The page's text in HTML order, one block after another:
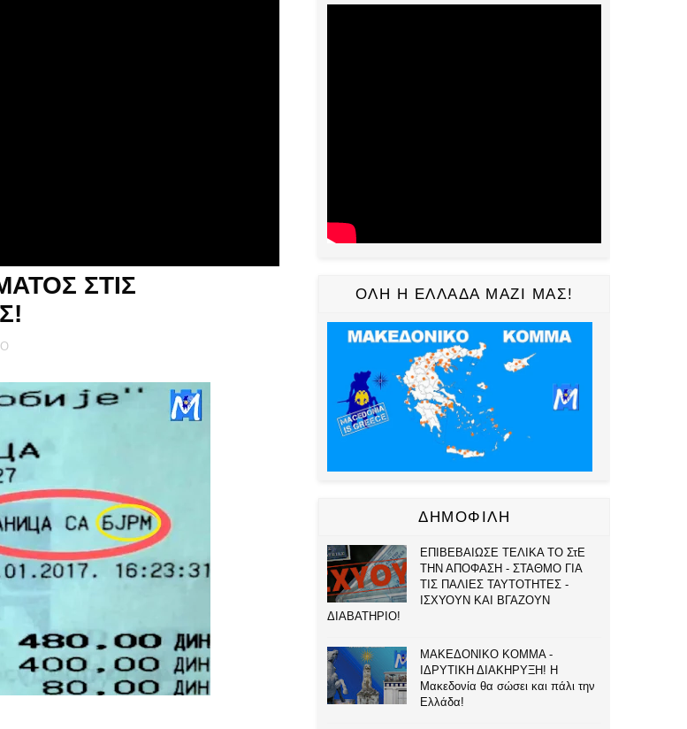
ΣΤΙΣ
ΟΛΗ Η ΕΛΛΑΔΑ ΜΑΖΙ ΜΑΣ!
ΔΗΜΟΦΙΛΗ
ΕΠΙΒΕΒΑΙΩΣΕ ΤΕΛΙΚΑ ΤΟ ΣτΕ
ΤΗΝ ΑΠΟΦΑΣΗ - ΣΤΑΘΜΟ ΓΙΑ
ΤΙΣ ΠΑΛΙΕΣ ΤΑΥΤΟΤΗΤΕΣ -
ΙΣΧΥΟΥΝ ΚΑΙ ΒΓΑΖΟΥΝ
ΔΙΑΒΑΤΗΡΙΟ!
ΜΑΚΕΔΟΝΙΚΟ ΚΟΜΜΑ -
ΙΔΡΥΤΙΚΗ ΔΙΑΚΗΡΥΞΗ! Η
Μακεδονία θα σώσει και πάλι την
Ελλάδα!